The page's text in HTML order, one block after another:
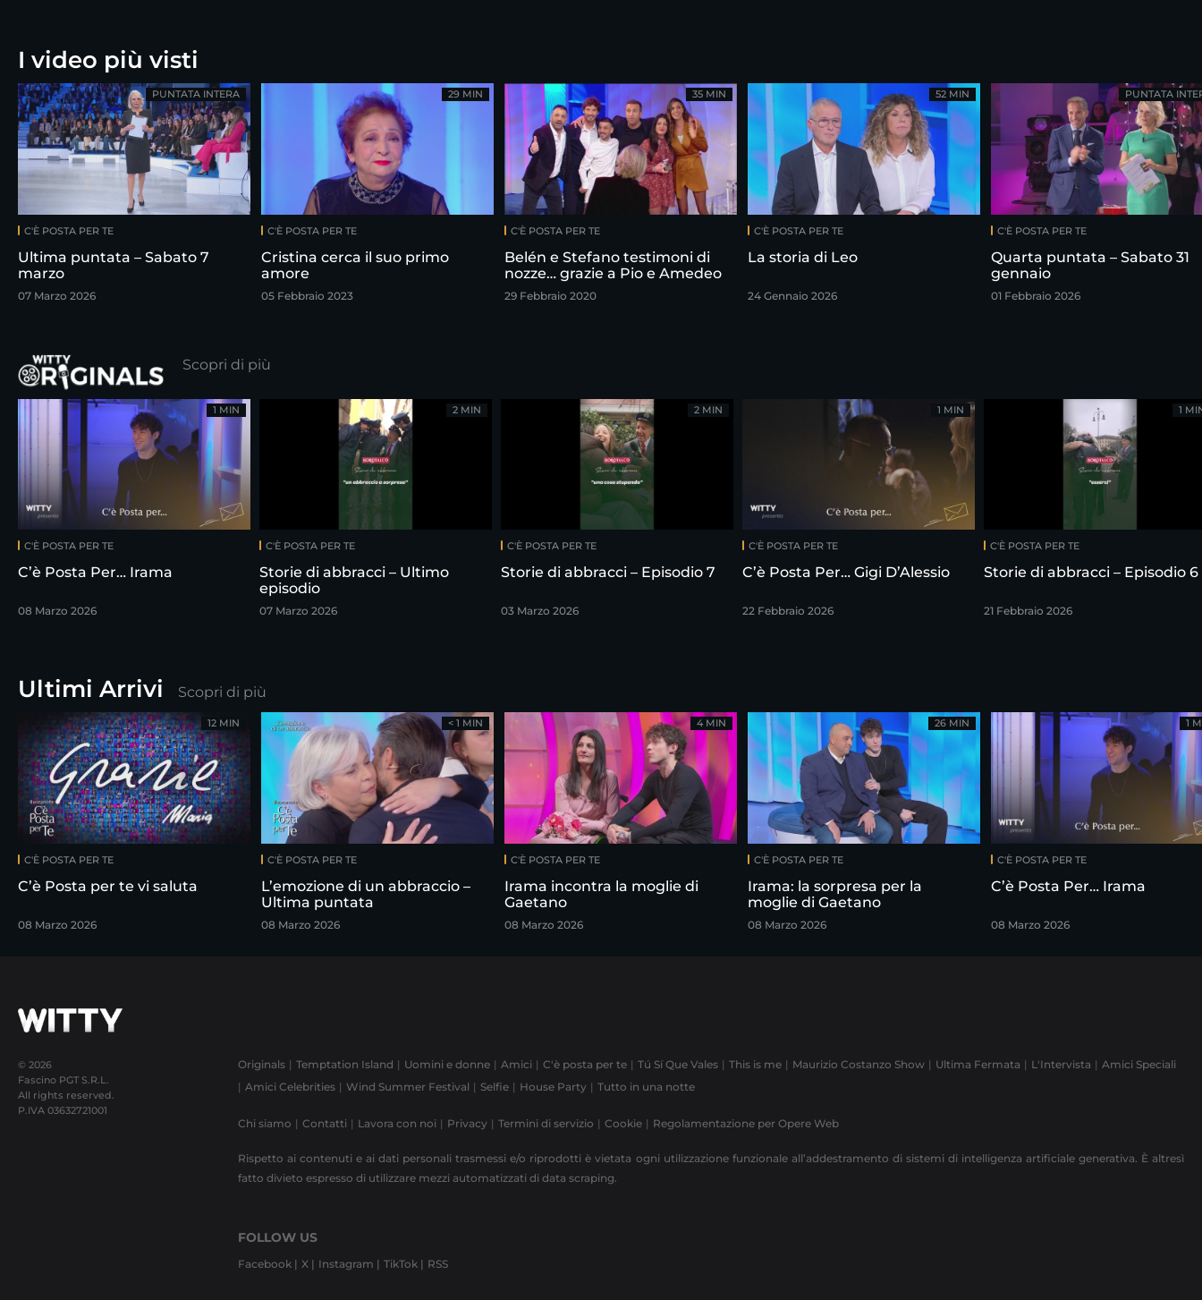
I video più visti
C'È POSTA PER TE
Ultima puntata – Sabato 7
marzo
07 Marzo 2026
PUNTATA INTERA
C'È POSTA PER TE
Cristina cerca il suo primo
amore
05 Febbraio 2023
29 MIN
C'È POSTA PER TE
Belén e Stefano testimoni di
nozze… grazie a Pio e Amedeo
29 Febbraio 2020
35 MIN
C'È POSTA PER TE
La storia di Leo
24 Gennaio 2026
52 MIN
C'È POSTA PER TE
Quarta puntata – Sabato 31
gennaio
01 Febbraio 2026
PUNTATA
Scopri di più
C'È POSTA PER TE
C’è Posta Per… Irama
08 Marzo 2026
1 MIN
C'È POSTA PER TE
Storie di abbracci – Ultimo
episodio
07 Marzo 2026
2 MIN
C'È POSTA PER TE
Storie di abbracci – Episodio 7
03 Marzo 2026
2 MIN
C'È POSTA PER TE
C’è Posta Per… Gigi D’Alessio
22 Febbraio 2026
1 MIN
C'È POSTA PER TE
Storie di abbracci – Episodio 6
21 Febbraio 2026
1
Ultimi Arrivi Scopri di più
C'È POSTA PER TE
C’è Posta per te vi saluta
08 Marzo 2026
12 MIN
C'È POSTA PER TE
L’emozione di un abbraccio –
Ultima puntata
08 Marzo 2026
< 1 MIN
C'È POSTA PER TE
Irama incontra la moglie di
Gaetano
08 Marzo 2026
4 MIN
C'È POSTA PER TE
Irama: la sorpresa per la
moglie di Gaetano
08 Marzo 2026
26 MIN
C'È POSTA PER TE
C’è Posta Per… Irama
08 Marzo 2026
1
© 2026
Fascino PGT S.R.L.
All rights reserved.
P.IVA 03632721001
Originals Temptation Island Uomini e donne Amici C'è posta per te Tú Sí Que Vales This is me Maurizio Costanzo Show Ultima Fermata L'Intervista
Amici Speciali
Amici Celebrities
Wind Summer Festival Selfie House Party Tutto in una notte
Chi siamo Contatti Lavora con noi Privacy Termini di servizio Cookie Regolamentazione per Opere Web
Rispetto ai contenuti e ai dati personali trasmessi e/o riprodotti è vietata ogni utilizzazione funzionale all’addestramento di sistemi di intelligenza artificiale generativa. È altresì
fatto divieto espresso di utilizzare mezzi automatizzati di data scraping.
FOLLOW US
Facebook | X | Instagram | TikTok | RSS